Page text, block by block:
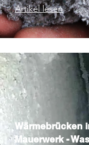
Artikel lesen
Wärmebrücken
Mauerwerk -